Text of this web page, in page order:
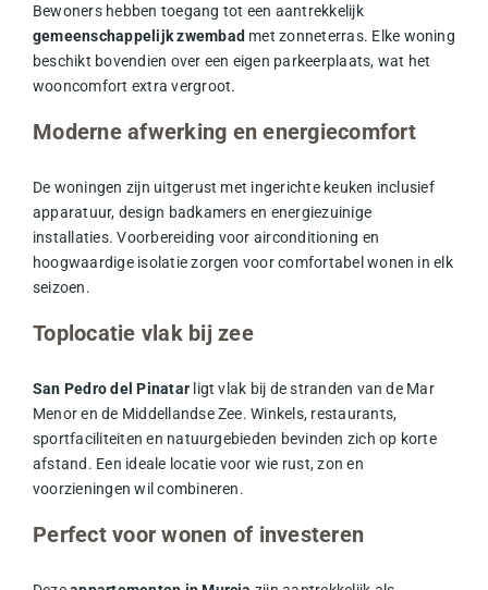
Bewoners hebben toegang tot een aantrekkelijk
gemeenschappelijk zwembad met zonneterras. Elke woning
beschikt bovendien over een eigen parkeerplaats, wat het
wooncomfort extra vergroot.
Moderne afwerking en energiecomfort
De woningen zijn uitgerust met ingerichte keuken inclusief
apparatuur, design badkamers en energiezuinige
installaties. Voorbereiding voor airconditioning en
hoogwaardige isolatie zorgen voor comfortabel wonen in elk
seizoen.
Toplocatie vlak bij zee
San Pedro del Pinatar ligt vlak bij de stranden van de Mar
Menor en de Middellandse Zee. Winkels, restaurants,
sportfaciliteiten en natuurgebieden bevinden zich op korte
afstand. Een ideale locatie voor wie rust, zon en
voorzieningen wil combineren.
Perfect voor wonen of investeren